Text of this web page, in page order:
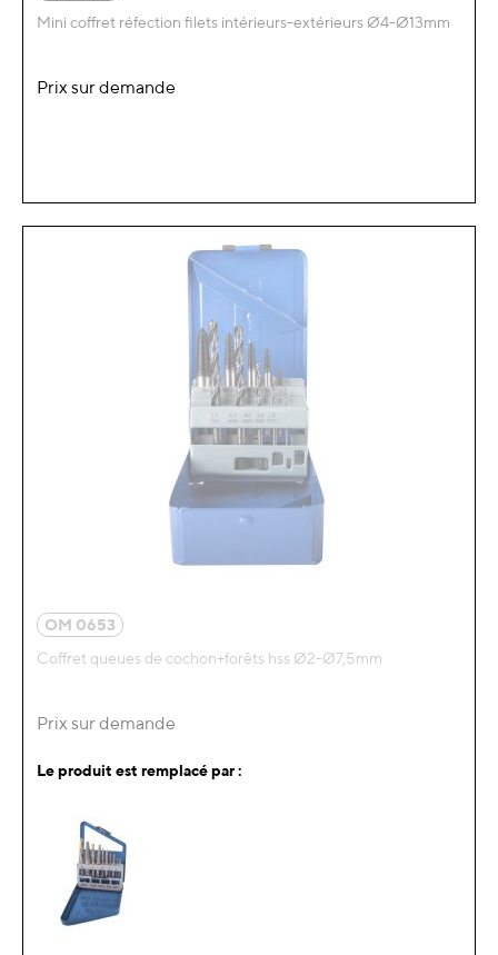
Mini coffret réfection filets intérieurs-extérieurs Ø4-Ø13mm
Prix sur demande
OM 0653
Coffret queues de cochon+forêts hss Ø2-Ø7,5mm
Prix sur demande
Le produit est remplacé par :